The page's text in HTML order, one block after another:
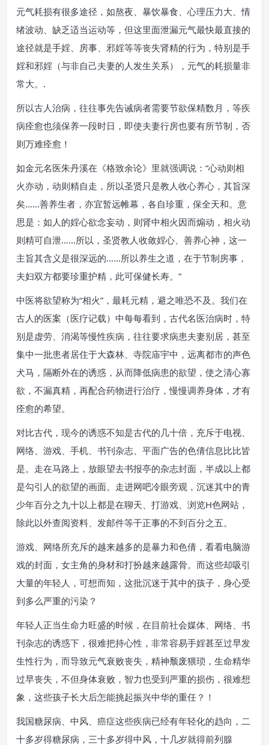
元气耗损有很多途径，如熬夜、暴饮暴食、心理压力大、情
绪波动、缺乏适当运动等，但这里面泄漏元气最快最直接的
途径就是手婬、房事、邪婬等等丧失肾精的行为，特别是手
婬和邪婬（与非自己夫妻的人发生关系），元气的耗损量非
常大。.
所以古人治病，往往事先告诫病者需要节欲保精数月，等疾
病痊愈也须保养一段时日，即使夫妻行房也要有所节制，否
则万难痊愈！
如金元名医朱丹溪在《格致余论》里就强调说：“心动则相
火亦动，动则精自走，所以圣贤只是教人收心养心，其旨深
矣……善养生者，亦宜暂远帷幕，各自珍重，保全天和。意
思是：如人的婬心欲念妄动，则肾中相火因而煽动，相火动
则精可自泄……所以，圣贤教人收敛婬心、善养心神，这一
主旨其含义是很深远的……所以养生之道，在于节制房事，
夫妇双方都要珍重护精，此可保健长寿。”
中医将欲望称为“相火”，最耗元精，避之唯恐不及。我们在
古人的医案（医疗记载）中每每看到，古代名医治病时，特
别是虚劳、消渴等慢性疾病，往往要求病患夫妻别居，甚至
集中一批患者居住于大森林、寺院庙宇中，远离都市的声色
犬马，隔断外在的诱惑，从而降低病患的欲望，使之清心寡
欲，不漏真精，再配合药物进行治疗，慢慢调养身体，才有
痊愈的希望。
对比古代，现今的诱惑不知是古代的几十倍，充斥于电视、
网络、游戏、手机、书刊杂志、平面广告的色倩信息比比皆
是。走在马路上，放眼望去书报亭的杂志封面，半成以上都
是勾引人的欲望的画面。走进网吧冷眼旁观，沉迷其中的青
少年百分之九十以上都是在聊天、打游戏、浏览H色网站，
除此以外查阅资料、发邮件等干正事的不到百分之五。
游戏、网络所充斥的越来越多的是暴力和色倩，看看电脑游
戏的封面，女主角的身材和打扮越来越露骨。而这些却吸引
大量的年轻人，可想而知，这批沉迷于其中的孩子，身心受
到多么严重的污染？
年轻人正当生命力旺盛的时候，在目前社会媒体、网络、书
刊杂志的诱惑下，很难把持心性，非常容易手婬甚至过早发
生性行为，而导致元气衰败丧失，精神颓废猥琐，生命精华
过早丧失，不但身体衰败，智力也受到严重的损伤，很难想
象，这些孩子长大后怎能挑起振兴中华的重任？！
我国糖尿病、中风、癌症这些疾病已经有年轻化的趋向，二
十多岁得糖尿病，三十多岁得中风，十几岁就得前列腺